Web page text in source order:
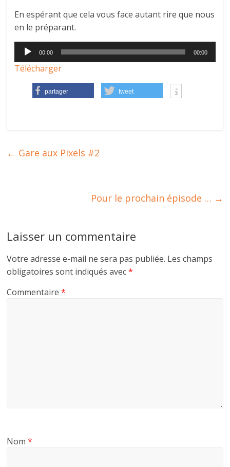
En espérant que cela vous face autant rire que nous
en le préparant.
Lecteur
audio
00:00 00:00
Télécharger
partager tweet
← Gare aux Pixels #2
Pour le prochain épisode … →
Laisser un commentaire
Votre adresse e-mail ne sera pas publiée. Les champs
obligatoires sont indiqués avec*
Commentaire*
Nom*